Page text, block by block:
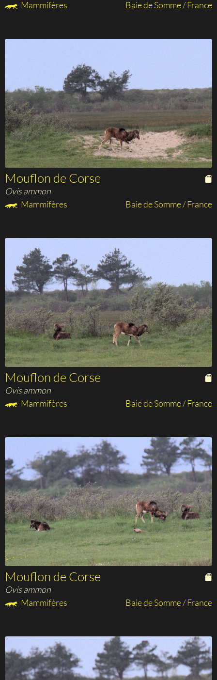
Mammifères Baie de Somme / France
Mouflon de Corse
Ovis ammon
Mammifères
Baie de Somme / France
Mouflon de Corse
Ovis ammon
Mammifères
Baie de Somme / France
Mouflon de Corse
Ovis ammon
Mammifères
Baie de Somme / France